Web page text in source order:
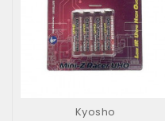
Kyosho